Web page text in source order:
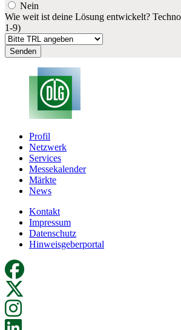
Nein
Wie weit ist deine Lösung entwickelt?
1-9)
Senden
Profil
Netzwerk
Services
Messekalender
Märkte
News
Kontakt
Impressum
Datenschutz
Hinweisgeberportal